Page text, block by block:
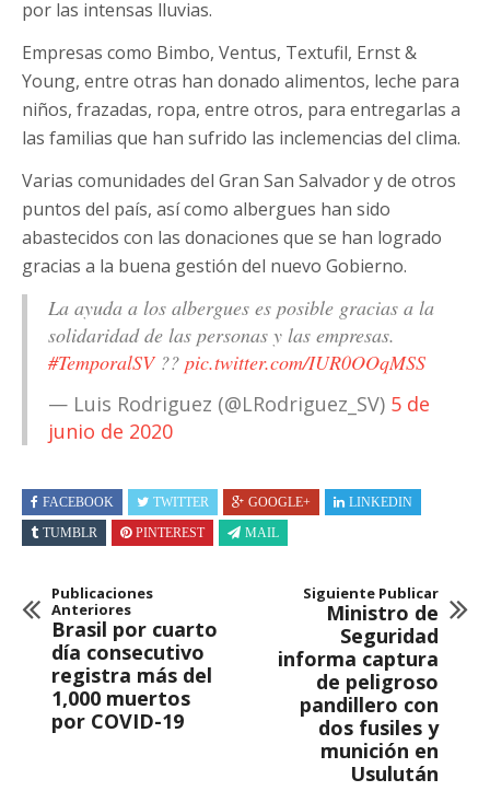
por las intensas lluvias.
Empresas como Bimbo, Ventus, Textufil, Ernst &
Young, entre otras han donado alimentos, leche para
niños, frazadas, ropa, entre otros, para entregarlas a
las familias que han sufrido las inclemencias del clima.
Varias comunidades del Gran San Salvador y de otros
puntos del país, así como albergues han sido
abastecidos con las donaciones que se han logrado
gracias a la buena gestión del nuevo Gobierno.
La ayuda a los albergues es posible gracias a la
solidaridad de las personas y las empresas.
#TemporalSV?? pic.twitter.com/IUR0OOqMSS
— Luis Rodriguez (@LRodriguez_SV) 5 de
junio de 2020
FACEBOOK TWITTER GOOGLE+
LINKEDIN
TUMBLR
PINTEREST MAIL
Publicaciones
Anteriores
Brasil por cuarto
día consecutivo
registra más del
1,000 muertos
por COVID-19
Siguiente Publicar
Ministro de
Seguridad
informa captura
de peligroso
pandillero con
dos fusiles y
munición en
Usulután